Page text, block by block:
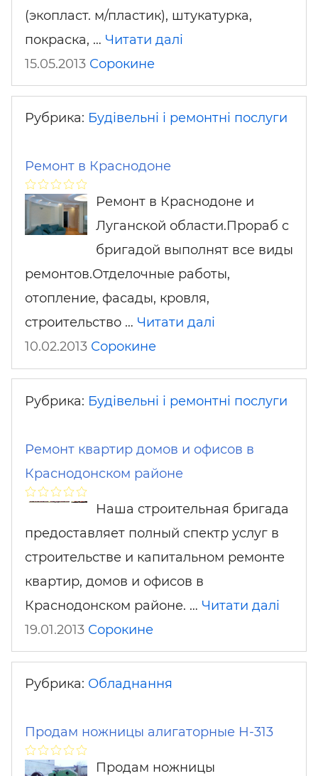
(экопласт. м/пластик), штукатурка,
покраска, … Читати далі
15.05.2013 Сорокине
Рубрика: Будівельні і ремонтні послуги
Ремонт в Краснодоне
Ремонт в Краснодоне и
Луганской области.Прораб с
бригадой выполнят все виды
ремонтов.Отделочные работы,
отопление, фасады, кровля,
строительство … Читати далі
10.02.2013 Сорокине
Рубрика: Будівельні і ремонтні послуги
Ремонт квартир домов и офисов в
Краснодонском районе
Наша строительная бригада
предоставляет полный спектр услуг в
строительстве и капитальном ремонте
квартир, домов и офисов в
Краснодонском районе. … Читати далі
19.01.2013 Сорокине
Рубрика: Обладнання
Продам ножницы алигаторные Н-313
Продам ножницы